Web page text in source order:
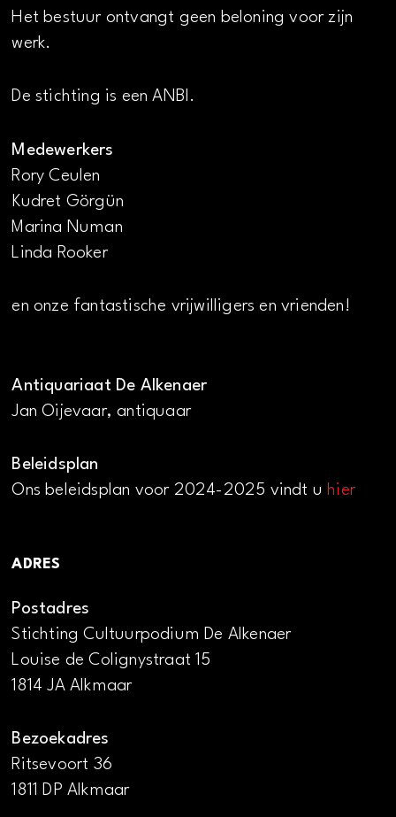
Het bestuur ontvangt geen beloning voor zijn
werk.
De stichting is een ANBI.
Medewerkers
Rory Ceulen
Kudret Görgün
Marina Numan
Linda Rooker
en onze fantastische vrijwilligers en vrienden!
Antiquariaat De Alkenaer
Jan Oijevaar, antiquaar
Beleidsplan
Ons beleidsplan voor 2024-2025 vindt uhier
ADRES
Postadres
Stichting Cultuurpodium De Alkenaer
Louise de Colignystraat 15
1814 JA Alkmaar
Bezoekadres
Ritsevoort 36
1811 DP Alkmaar